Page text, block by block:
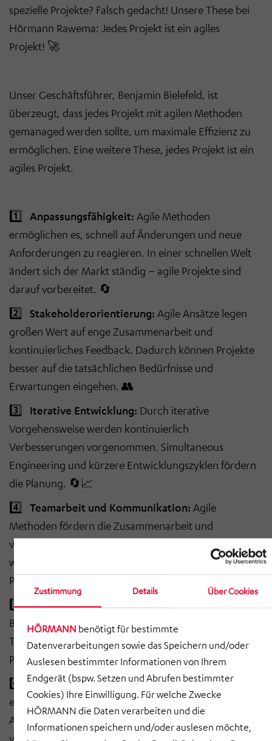
Zustimmung Details Über Cookies
HÖRMANN benötigt für bestimmte
Datenverarbeitungen sowie das Speichern und/oder
Auslesen bestimmter Informationen von Ihrem
Endgerät (bspw. Setzen und Abrufen bestimmter
Cookies) Ihre Einwilligung. Für welche Zwecke
HÖRMANN die Daten verarbeiten und die
Informationen speichern und/oder auslesen möchte,
spezielle Projekte? Falsch gedacht! Unsere These bei
Hörmann Rawema: Jedes Projekt ist ein agiles
Projekt! 🚀
Unser Geschäftsführer, Benjamin Bielefeld, ist
überzeugt, dass jedes Projekt mit agilen Methoden
gemanaged werden sollte, um maximale Effizienz zu
ermöglichen. Eine weitere These, jedes Projekt ist ein
agiles Projekt.
1️⃣ Anpassungsfähigkeit: Agile Methoden
ermöglichen es, schnell auf Änderungen und neue
Anforderungen zu reagieren. In einer schnellen Welt
ändert sich der Markt ständig – agile Projekte sind
darauf vorbereitet. 🔄
2️⃣ Stakeholderorientierung: Agile Ansätze legen
großen Wert auf enge Zusammenarbeit und
kontinuierliches Feedback. Dadurch können Projekte
besser auf die tatsächlichen Bedürfnisse und
Erwartungen eingehen. 👥
3️⃣
Iterative Entwicklung: Durch iterative
Vorgehensweise werden kontinuierlich
Verbesserungen vorgenommen. Simultaneous
Engineering und kürzere Entwicklungszyklen fördern
die Planung. 🔄📈
4️⃣ Teamarbeit und Kommunikation: Agile
Methoden fördern die Zusammenarbeit und
verbessern die Kommunikation. Regelmäßige Meetings
wie Daily Stand-ups und Retrospektiven helfen,
Probleme frühzeitig zu lösen. 💬🤝
5️⃣Transparenz und Kontrolle:Praktiken wie das
Burndown-Chart und das Kanban-Board bieten hohe
Transparenz und erleichtern die Steuerung von
Projekten. 📊🔍
6️⃣Effizienz und Flexibilität:Agile Projekte sind
effizienter und flexibler, indem sie sich auf wesentliche
Aufgaben konzentrieren und unnötige Bürokratie
vermeiden. ⚡🛠️